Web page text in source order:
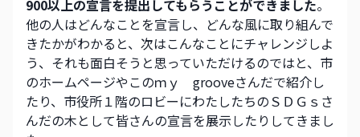
900以上の宣言を提出してもらうことができました。
他の人はどんなことを宣言し、どんな風に取り組んで
きたかがわかると、次はこんなことにチャレンジしよ
う、それも面白そうと思っていただけるのではと、市
のホームページやこのｍｙ　grooveさんだで紹介し
たり、市役所１階のロビーにわたしたちのＳＤＧｓさ
んだの木として皆さんの宣言を展示したりしてきまし